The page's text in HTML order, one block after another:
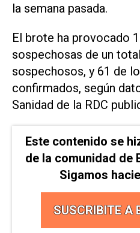
la semana pasada.
El brote ha provocado
sospechosas de un
sospechosos, y 61 de
confirmados, según
Sanidad de la RDC
Este contenido se
de la comunidad de
Sigamos
SUSCRIBITE A